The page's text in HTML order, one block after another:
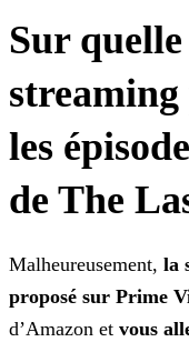
Sur
les
de The
Malheureusement, la
proposé sur Prime
d’Amazon et vous